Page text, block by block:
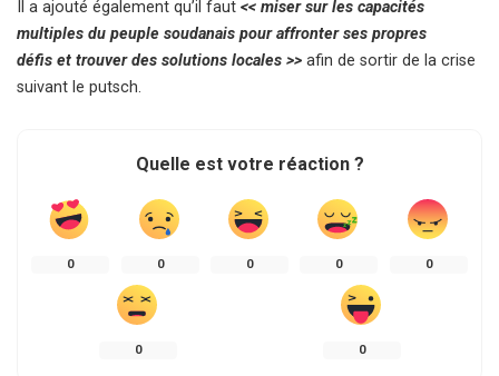
Il a ajouté également qu’il faut << miser sur les capacités
multiples du peuple soudanais pour affronter ses propres
défis et trouver des solutions locales >> afin de sortir de la crise
suivant le putsch.
Quelle est votre réaction ?
0 0 0 0 0
0 0